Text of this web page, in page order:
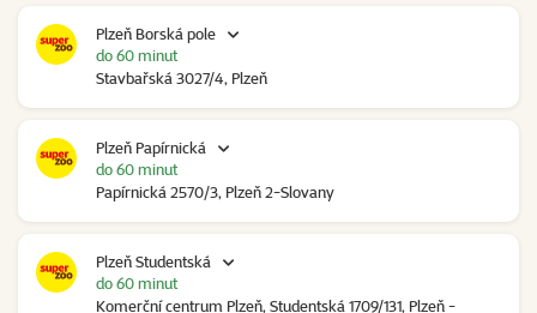
Plzeň Borská pole
Stavbařská 3027/4, Plzeň
do 60 minut
Plzeň Papírnická
Papírnická 2570/3, Plzeň 2-Slovany
do 60 minut
Plzeň Studentská
Komerční centrum Plzeň, Studentská 1709/131, Plzeň -
do 60 minut